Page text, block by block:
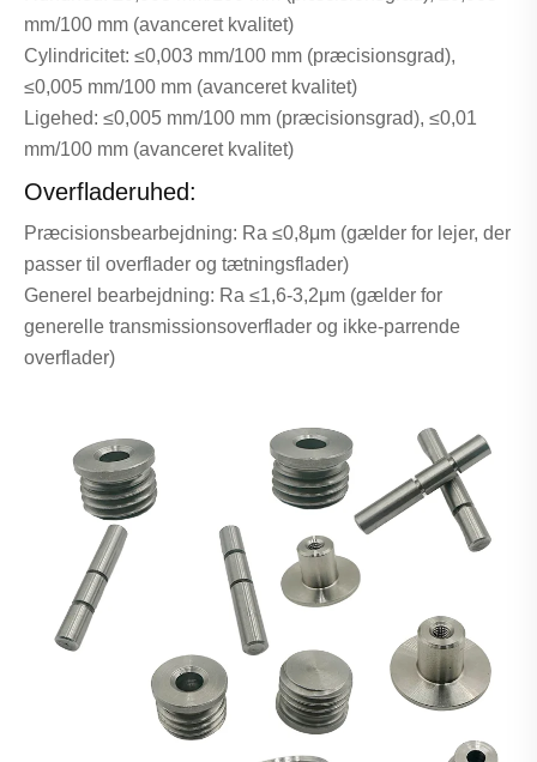
mm/100 mm (avanceret kvalitet)
Cylindricitet: ≤0,003 mm/100 mm (præcisionsgrad),
≤0,005 mm/100 mm (avanceret kvalitet)
Ligehed: ≤0,005 mm/100 mm (præcisionsgrad), ≤0,01
mm/100 mm (avanceret kvalitet)
Overfladeruhed:
Præcisionsbearbejdning: Ra ≤0,8μm (gælder for lejer, der
passer til overflader og tætningsflader)
Generel bearbejdning: Ra ≤1,6-3,2μm (gælder for
generelle transmissionsoverflader og ikke-parrende
overflader)